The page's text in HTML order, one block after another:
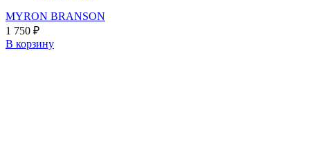
MYRON BRANSON
1 750 ₽
В корзину